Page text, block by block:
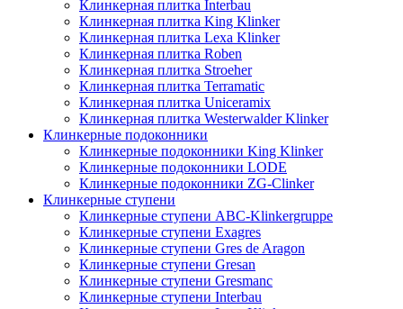
Клинкерная плитка Interbau
Клинкерная плитка King Klinker
Клинкерная плитка Lexa Klinker
Клинкерная плитка Roben
Клинкерная плитка Stroeher
Клинкерная плитка Terramatic
Клинкерная плитка Uniceramix
Клинкерная плитка Westerwalder Klinker
Клинкерные подоконники
Клинкерные подоконники King Klinker
Клинкерные подоконники LODE
Клинкерные подоконники ZG-Clinker
Клинкерные ступени
Клинкерные ступени ABC-Klinkergruppe
Клинкерные ступени Exagres
Клинкерные ступени Gres de Aragon
Клинкерные ступени Gresan
Клинкерные ступени Gresmanc
Клинкерные ступени Interbau